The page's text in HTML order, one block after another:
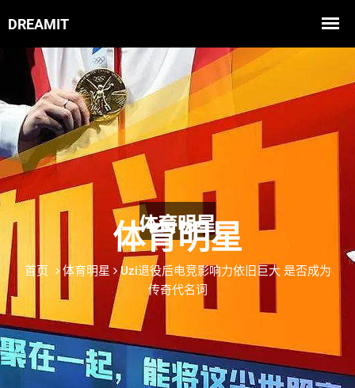
体育明星
首页 体育明星
Uzi退役后电竞影响力依旧巨大 是否成为
传奇代名词